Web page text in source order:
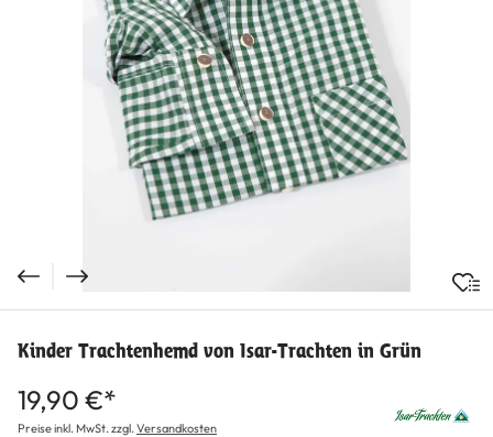
Kinder Trachtenhemd von Isar-Trachten in Grün
19,90 €*
Preise inkl. MwSt. zzgl.Versandkosten